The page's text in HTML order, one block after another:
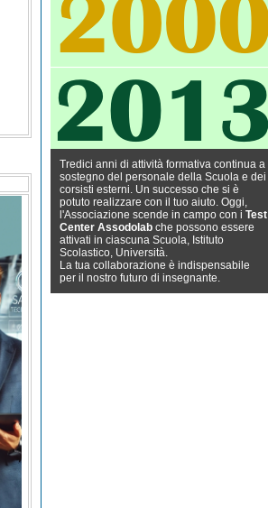
Tredici anni di attività formativa continua a
sostegno del personale della Scuola e dei
corsisti esterni. Un successo che si è
potuto realizzare con il tuo aiuto. Oggi,
l'Associazione scende in campo con i Test
Center Assodolab che possono essere
attivati in ciascuna Scuola, Istituto
Scolastico, Università.
La tua collaborazione è indispensabile
per il nostro futuro di insegnante.